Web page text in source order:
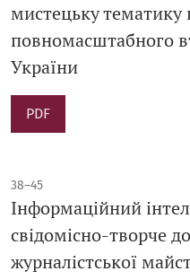
мистецьку тематику
повномасштабного
України
PDF
38–45
Інформаційний
свідомісно-творче
журналістської